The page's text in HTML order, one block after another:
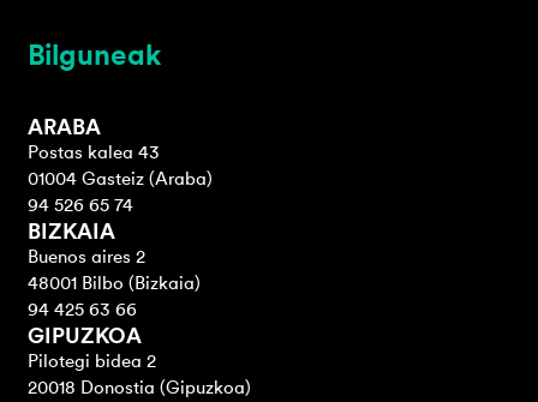
Bilguneak
ARABA
Postas kalea 43
01004 Gasteiz (Araba)
94 526 65 74
BIZKAIA
Buenos aires 2
48001 Bilbo (Bizkaia)
94 425 63 66
GIPUZKOA
Pilotegi bidea 2
20018 Donostia (Gipuzkoa)